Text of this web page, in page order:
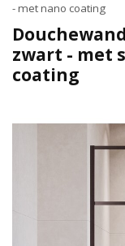
- met nano coating
zwart - met
coating